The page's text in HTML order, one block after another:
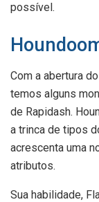
possível.
Com a abertura
temos alguns
de Rapidash.
a trinca de tipos
acrescenta uma
atributos.
Sua habilidade,